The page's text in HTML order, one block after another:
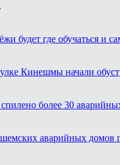
будет где обучаться и
Кинешмы начали
более 30
аварийных домов